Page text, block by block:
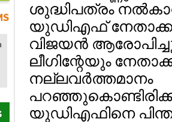
ശുദ്ധിപത്രം
യുഡിഎഫ്
വിജയന്‍
ലീഗിന്റേയും
നല്ലവര്‍ത്തമാനം
യുഡിഎഫിനെ